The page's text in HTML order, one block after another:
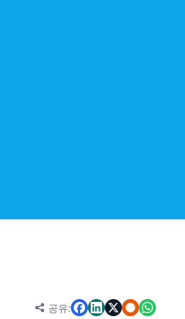
공유:
표면 결함: 핵심 범주